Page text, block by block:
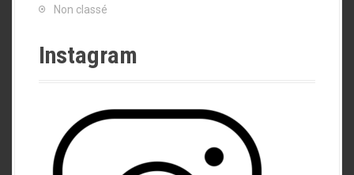
Non classé
Instagram